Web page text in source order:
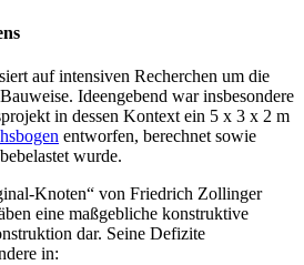
auf intensiven Recherchen um die
Ideengebend war insbesondere
in dessen Kontext ein 5 x 3 x 2 m
entworfen, berechnet sowie
wurde.
Knoten“ von Friedrich Zollinger
eine maßgebliche konstruktive
dar. Seine Defizite
in: